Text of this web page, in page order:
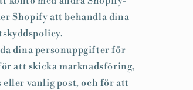
Shopify att behandla dina
dina personuppgifter för
att skicka marknadsföring,
eller vanlig post, och för att